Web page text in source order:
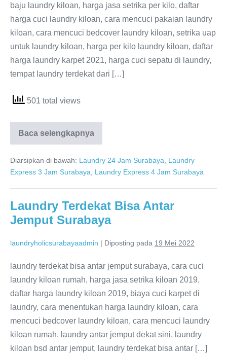
baju laundry kiloan, harga jasa setrika per kilo, daftar
harga cuci laundry kiloan, cara mencuci pakaian laundry
kiloan, cara mencuci bedcover laundry kiloan, setrika uap
untuk laundry kiloan, harga per kilo laundry kiloan, daftar
harga laundry karpet 2021, harga cuci sepatu di laundry,
tempat laundry terdekat dari […]
501 total views
Baca selengkapnya
Dari
Sini
Surabaya
Diarsipkan di bawah: Laundry 24 Jam Surabaya
Laundry
Express 3 Jam Surabaya
Laundry Express 4 Jam Surabaya
Laundry Terdekat Bisa Antar
Jemput Surabaya
laundryholicsurabayaadmin | Diposting pada 19 Mei 2022
laundry terdekat bisa antar jemput surabaya, cara cuci
laundry kiloan rumah, harga jasa setrika kiloan 2019,
daftar harga laundry kiloan 2019, biaya cuci karpet di
laundry, cara menentukan harga laundry kiloan, cara
mencuci bedcover laundry kiloan, cara mencuci laundry
kiloan rumah, laundry antar jemput dekat sini, laundry
kiloan bsd antar jemput, laundry terdekat bisa antar […]